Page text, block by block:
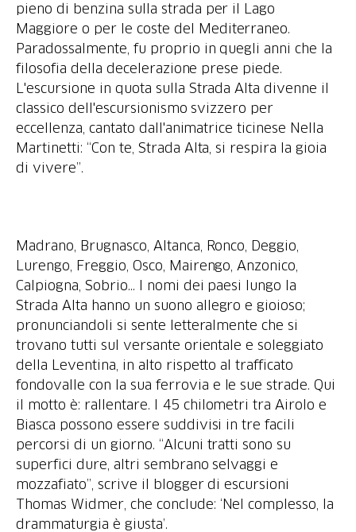
pieno di benzina sulla strada per il Lago
Maggiore o per le coste del Mediterraneo.
Paradossalmente, fu proprio in quegli anni che la
filosofia della decelerazione prese piede.
L'escursione in quota sulla Strada Alta divenne il
classico dell'escursionismo svizzero per
eccellenza, cantato dall'animatrice ticinese Nella
Martinetti: “Con te, Strada Alta, si respira la gioia
di vivere”.
Madrano, Brugnasco, Altanca, Ronco, Deggio,
Lurengo, Freggio, Osco, Mairengo, Anzonico,
Calpiogna, Sobrio... I nomi dei paesi lungo la
Strada Alta hanno un suono allegro e gioioso;
pronunciandoli si sente letteralmente che si
trovano tutti sul versante orientale e soleggiato
della Leventina, in alto rispetto al trafficato
fondovalle con la sua ferrovia e le sue strade. Qui
il motto è: rallentare. I 45 chilometri tra Airolo e
Biasca possono essere suddivisi in tre facili
percorsi di un giorno. “Alcuni tratti sono su
superfici dure, altri sembrano selvaggi e
mozzafiato”, scrive il blogger di escursioni
Thomas Widmer, che conclude: ‘Nel complesso, la
drammaturgia è giusta’.